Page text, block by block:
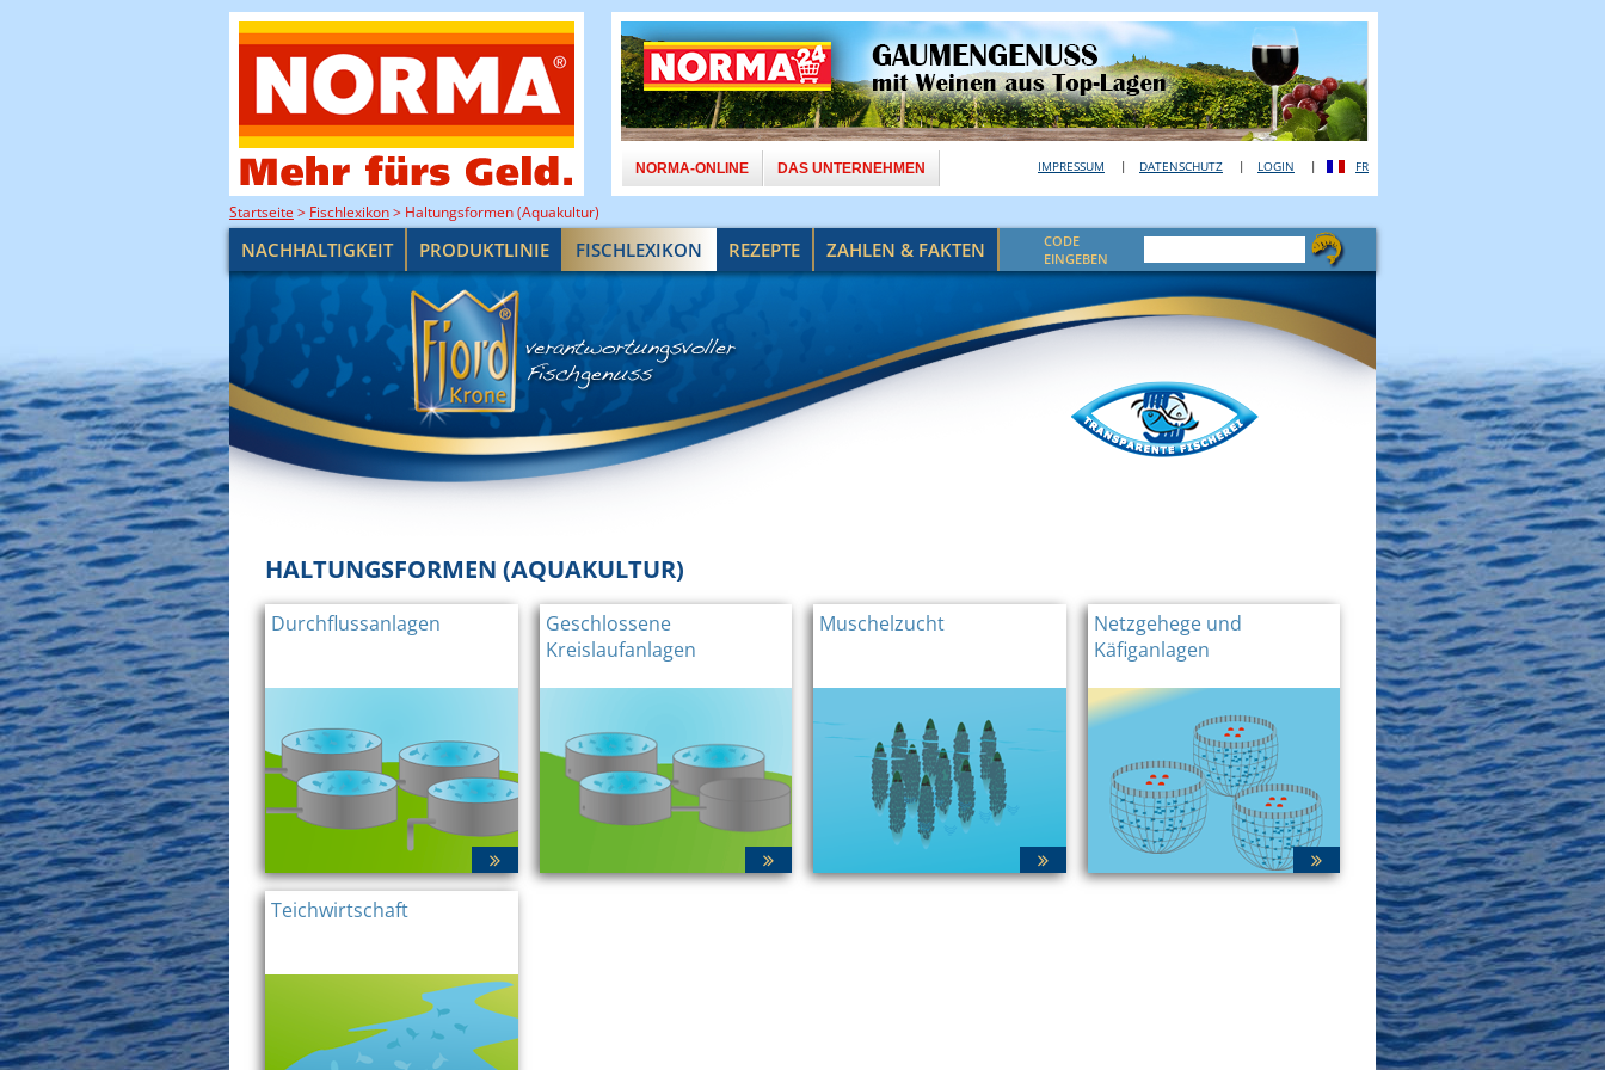
NORMA-ONLINE DAS UNTERNEHMEN FR
IMPRESSUM DATENSCHUTZ LOGIN
Startseite > Fischlexikon> Haltungsformen (Aquakultur)
NACHHALTIGKEIT PRODUKTLINIE FISCHLEXIKON REZEPTE ZAHLEN & FAKTEN
CODE
EINGEBEN
HALTUNGSFORMEN (AQUAKULTUR)
Durchflussanlagen
Geschlossene
Kreislaufanlagen
Muschelzucht
Netzgehege und
Käfiganlagen
Teichwirtschaft